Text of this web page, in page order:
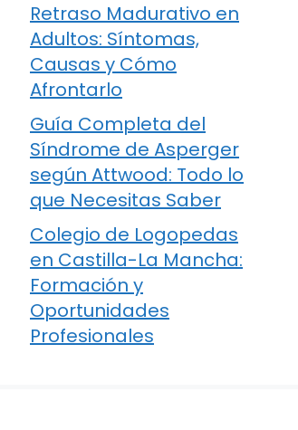
Retraso Madurativo en
Adultos: Síntomas,
Causas y Cómo
Afrontarlo
Guía Completa del
Síndrome de Asperger
según Attwood: Todo lo
que Necesitas Saber
Colegio de Logopedas
en Castilla-La Mancha:
Formación y
Oportunidades
Profesionales